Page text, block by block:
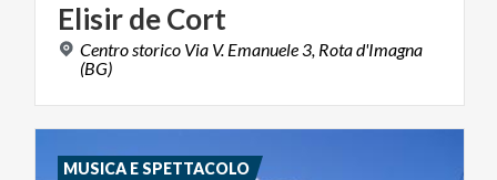
ElisirdeCort
Centro storico Via V. Emanuele 3, Rota d'Imagna
(BG)
MUSICA E SPETTACOLO